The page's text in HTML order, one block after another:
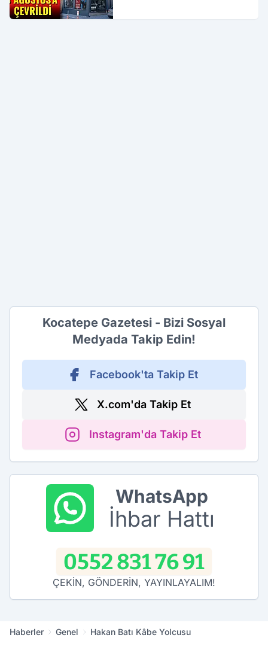
Kocatepe Gazetesi - Bizi Sosyal
Medyada Takip Edin!
Facebook'ta Takip Et
X.com'da Takip Et
Instagram'da Takip Et
WhatsApp
İhbar Hattı
0552 831 76 91
ÇEKİN, GÖNDERİN, YAYINLAYALIM!
Haberler Genel Hakan Batı Kâbe Yolcusu